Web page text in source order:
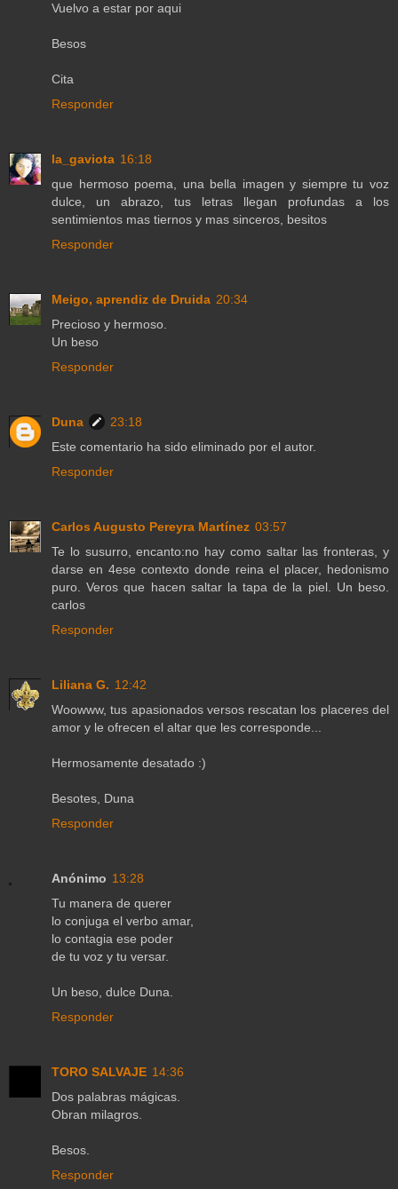
Vuelvo a estar por aqui
Besos
Cita
Responder
la_gaviota 16:18
que hermoso poema, una bella imagen y siempre tu voz
dulce, un abrazo, tus letras llegan profundas a los
sentimientos mas tiernos y mas sinceros, besitos
Responder
Meigo, aprendiz de Druida 20:34
Precioso y hermoso.
Un beso
Responder
Duna
23:18
Este comentario ha sido eliminado por el autor.
Responder
Carlos Augusto Pereyra Martínez 03:57
Te lo susurro, encanto:no hay como saltar las fronteras, y
darse en 4ese contexto donde reina el placer, hedonismo
puro. Veros que hacen saltar la tapa de la piel. Un beso.
carlos
Responder
Liliana G. 12:42
Woowww, tus apasionados versos rescatan los placeres del
amor y le ofrecen el altar que les corresponde...
Hermosamente desatado :)
Besotes, Duna
Responder
Anónimo 13:28
Tu manera de querer
lo conjuga el verbo amar,
lo contagia ese poder
de tu voz y tu versar.
Un beso, dulce Duna.
Responder
TORO SALVAJE 14:36
Dos palabras mágicas.
Obran milagros.
Besos.
Responder